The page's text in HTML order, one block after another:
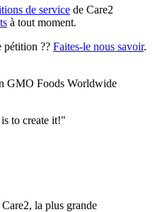
de service de Care2
à tout moment.
pétition ?? Faites-le nous savoir.
GMO Foods Worldwide
to create it!"
la plus grande